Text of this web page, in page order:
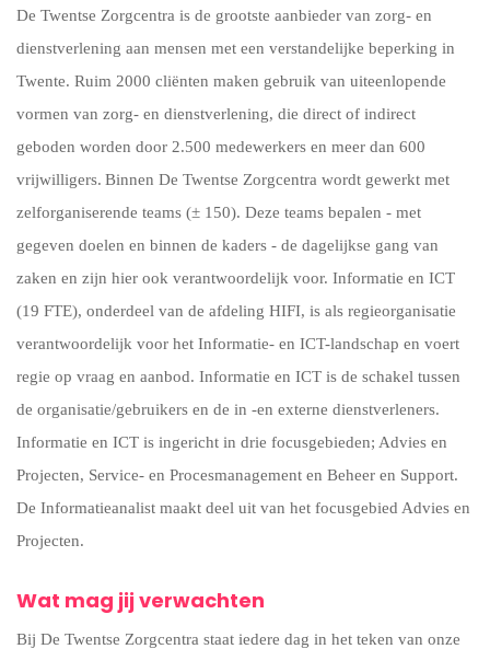
De Twentse Zorgcentra is de grootste aanbieder van zorg- en
dienstverlening aan mensen met een verstandelijke beperking in
Twente. Ruim 2000 cliënten maken gebruik van uiteenlopende
vormen van zorg- en dienstverlening, die direct of indirect
geboden worden door 2.500 medewerkers en meer dan 600
vrijwilligers. Binnen De Twentse Zorgcentra wordt gewerkt met
zelforganiserende teams (± 150). Deze teams bepalen - met
gegeven doelen en binnen de kaders - de dagelijkse gang van
zaken en zijn hier ook verantwoordelijk voor. Informatie en ICT
(19 FTE), onderdeel van de afdeling HIFI, is als regieorganisatie
verantwoordelijk voor het Informatie- en ICT-landschap en voert
regie op vraag en aanbod. Informatie en ICT is de schakel tussen
de organisatie/gebruikers en de in -en externe dienstverleners.
Informatie en ICT is ingericht in drie focusgebieden; Advies en
Projecten, Service- en Procesmanagement en Beheer en Support.
De Informatieanalist maakt deel uit van het focusgebied Advies en
Projecten.
Wat mag jij verwachten
Bij De Twentse Zorgcentra staat iedere dag in het teken van onze